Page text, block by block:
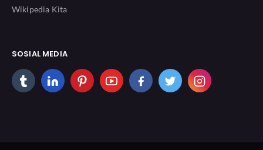
Wikipedia Kita
SOSIAL MEDIA